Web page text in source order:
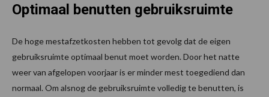
Optimaal benutten gebruiksruimte
De hoge mestafzetkosten hebben tot gevolg dat de eigen
gebruiksruimte optimaal benut moet worden. Door het natte
weer van afgelopen voorjaar is er minder mest toegediend dan
normaal. Om alsnog de gebruiksruimte volledig te benutten, is